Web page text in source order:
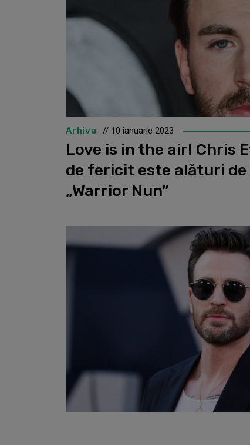
Arhiva // 10 ianuarie 2023
Love is in the air! Chris
de fericit este alături
„Warrior Nun”